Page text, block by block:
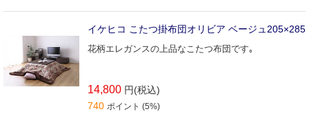
イケヒコ こたつ掛布団オリビア ベージュ205×285
花柄エレガンスの上品なこたつ布団です｡
14,800 円(税込)
740 ポイント (5%)